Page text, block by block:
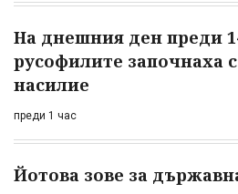
На днешния ден преди
русофилите започнаха
насилие
преди 1 час
Йотова зове за